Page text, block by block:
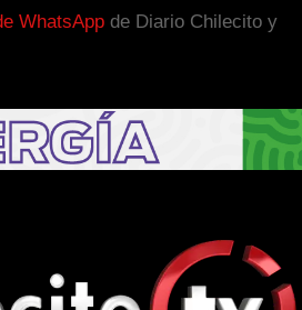
WhatsApp de Diario Chilecito y